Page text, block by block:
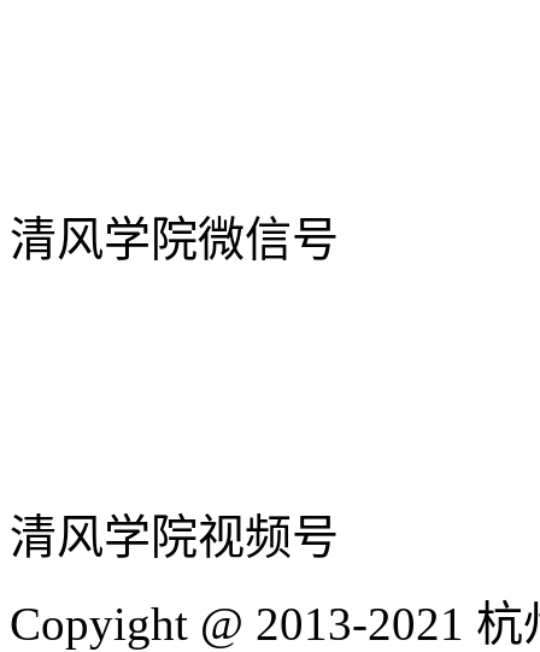
清风学院微信号
清风学院视频号
Copyight @ 2013-2021